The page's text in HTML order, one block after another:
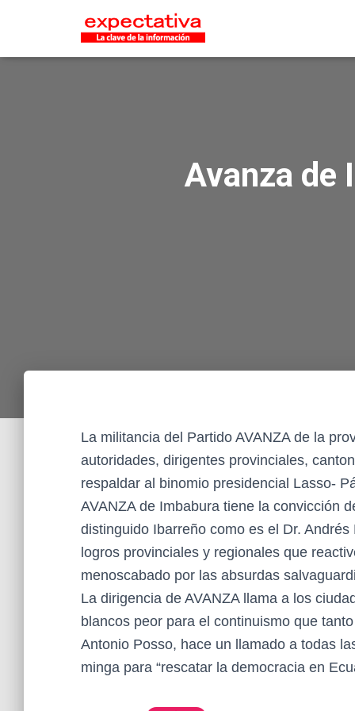
Avanza de
La militancia del Partido AVANZA de la
autoridades, dirigentes provinciales,
respaldar al binomio presidencial Lasso-
AVANZA de Imbabura tiene la convicción
distinguido Ibarreño como es el Dr.
logros provinciales y regionales que
menoscabado por las absurdas
La dirigencia de AVANZA llama a los
blancos peor para el continuismo que
Antonio Posso, hace un llamado a todas
minga para “rescatar la democracia en